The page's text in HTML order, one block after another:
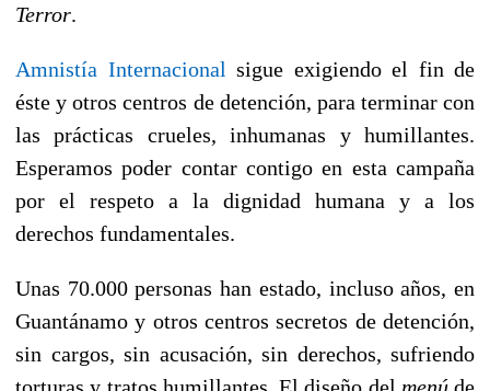
Terror.
Amnistía Internacional sigue exigiendo el fin de
éste y otros centros de detención, para terminar con
las prácticas crueles, inhumanas y humillantes.
Esperamos poder contar contigo en esta campaña
por el respeto a la dignidad humana y a los
derechos fundamentales.
Unas 70.000 personas han estado, incluso años, en
Guantánamo y otros centros secretos de detención,
sin cargos, sin acusación, sin derechos, sufriendo